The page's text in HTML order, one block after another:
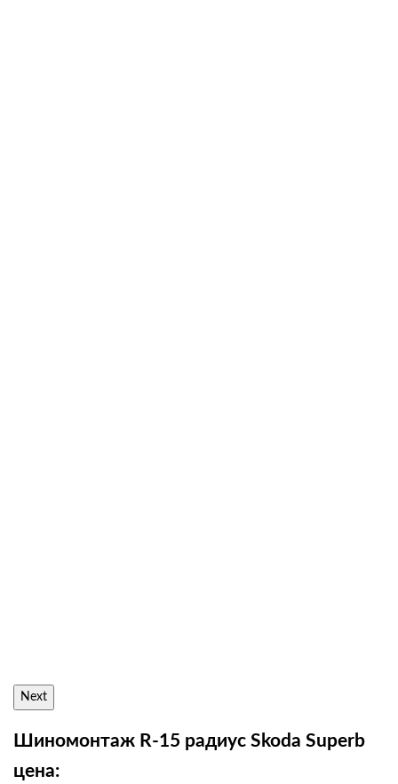
Next
Шиномонтаж R-15 радиус Skoda Superb
цена: